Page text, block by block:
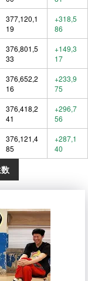
377,120,1
19
+318,5
86
376,801,5
33
+149,3
17
376,652,2
16
+233,9
75
376,418,2
41
+296,7
56
376,121,4
85
+287,1
40